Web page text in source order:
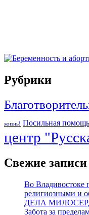
Рубрики
жизнь! Посильная помощь
центр
Свежие записи
Во Владивостоке
религиозными и
ДЕЛА
Забота за